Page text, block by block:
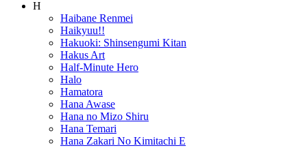
H
Haibane Renmei
Haikyuu!!
Hakuoki: Shinsengumi Kitan
Hakus Art
Half-Minute Hero
Halo
Hamatora
Hana Awase
Hana no Mizo Shiru
Hana Temari
Hana Zakari No Kimitachi E